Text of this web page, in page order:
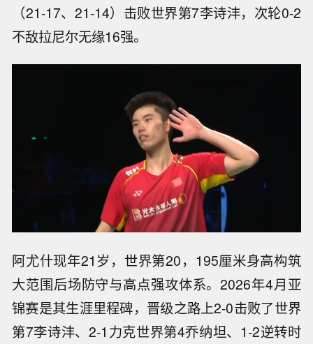
（21-17、21-14）击败世界第7李诗沣，次轮0-2
不敌拉尼尔无缘16强。
阿尤什现年21岁，世界第20，195厘米身高构筑
大范围后场防守与高点强攻体系。2026年4月亚
锦赛是其生涯里程碑，晋级之路上2-0击败了世界
第7李诗沣、2-1力克世界第4乔纳坦、1-2逆转时